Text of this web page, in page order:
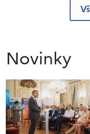
Novinky